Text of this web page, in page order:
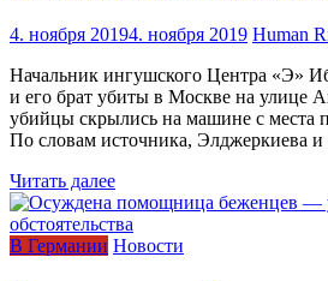
4. ноября 20194. ноября 2019 Human
Начальник ингушского Центра «Э»
и его брат убиты в Москве на улице
убийцы скрылись на машине с места
По словам источника, Элджеркиева и
Читать далее
В Германии Новости